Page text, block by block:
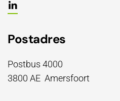
Postadres
Postbus 4000
3800 AE Amersfoort